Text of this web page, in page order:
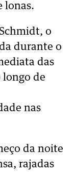
lonas.
o
durante o
das
longo de
nas
da noite
rajadas